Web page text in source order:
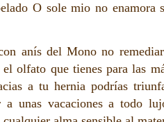
O sole mio no enamora
anís del Mono no
olfato que tienes para las
a tu hernia podrías
a unas vacaciones a todo